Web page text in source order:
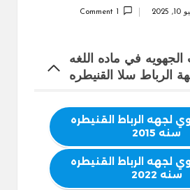
2025
الجهويه في ماده اللغه
لجهه الرباط القنيطره
سنه 2015
لجهه الرباط القنيطره
سنه 2022